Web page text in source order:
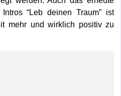
“Leb deinen Traum” ist
mehr und wirklich positiv zu